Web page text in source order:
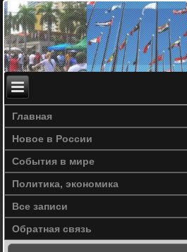
Главная
Новое в России
События в мире
Политика, экономика
Все записи
Обратная связь